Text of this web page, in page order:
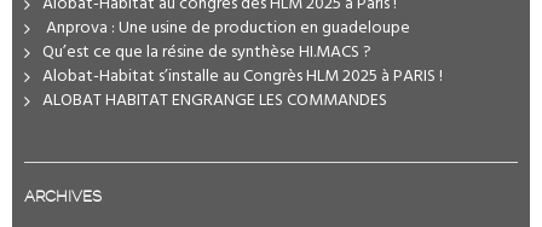
️ Anprova : Une usine de production en guadeloupe
Qu’est ce que la résine de synthèse HI.MACS ?
Alobat-Habitat s’installe au Congrès HLM 2025 à PARIS !
ALOBAT HABITAT ENGRANGE LES COMMANDES
ARCHIVES